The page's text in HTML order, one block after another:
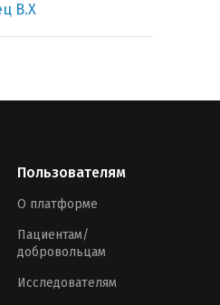
В.Х
Пользователям
О платформе
Пациентам/
добровольцам
Исследователям